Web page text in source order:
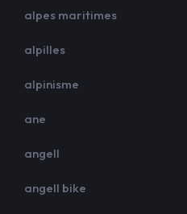
alpes maritimes
alpilles
alpinisme
ane
angell
angell bike